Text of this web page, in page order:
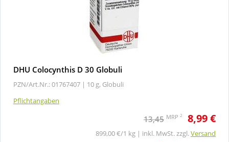
DHU Colocynthis D 30 Globuli
PZN/Art.Nr.: 01767407 | 10 g, Globuli
Pflichtangaben
13,45 MRP 2 8,99 €
899,00 €/1 kg | inkl. MwSt. zzgl.Versand